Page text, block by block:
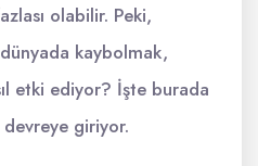
olabilir. Peki,
kaybolmak,
etki ediyor? İşte burada
devreye giriyor.